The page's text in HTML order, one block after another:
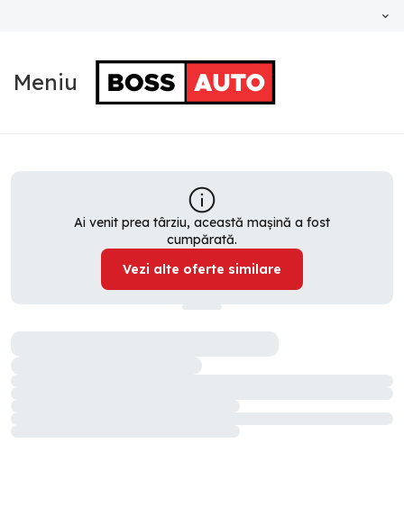
Meniu
Ai venit prea târziu, această mașină a fost
cumpărată.
Vezi alte oferte similare